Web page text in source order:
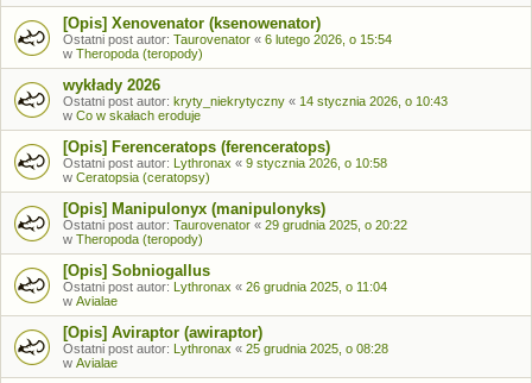
[Opis] Xenovenator (ksenowenator)
Ostatni post autor: Taurovenator « 6 lutego 2026, o 15:54
w Theropoda (teropody)
wykłady 2026
Ostatni post autor: kryty_niekrytyczny « 14 stycznia 2026, o 10:43
w Co w skałach eroduje
[Opis] Ferenceratops (ferenceratops)
Ostatni post autor: Lythronax « 9 stycznia 2026, o 10:58
w Ceratopsia (ceratopsy)
[Opis] Manipulonyx (manipulonyks)
Ostatni post autor: Taurovenator « 29 grudnia 2025, o 20:22
w Theropoda (teropody)
[Opis] Sobniogallus
Ostatni post autor: Lythronax « 26 grudnia 2025, o 11:04
w Avialae
[Opis] Aviraptor (awiraptor)
Ostatni post autor: Lythronax « 25 grudnia 2025, o 08:28
w Avialae